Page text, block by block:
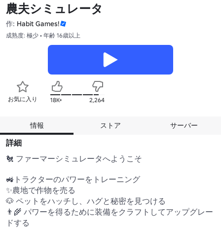
農夫シミュレータ
作: Habit Games!
成熟度: 極少 • 年齢 16歳以上
お気に入り 18K+ 2,264
情報 ストア サーバー
詳細
🐔 ファーマーシミュレータへようこそ
🚜トラクターのパワーをトレーニング
✨農地で作物を売る
🐶 ペットをハッチし、ハグと秘密を見つける
👨‍🌾 パワーを得るために装備をクラフトしてアップグレー
ドする